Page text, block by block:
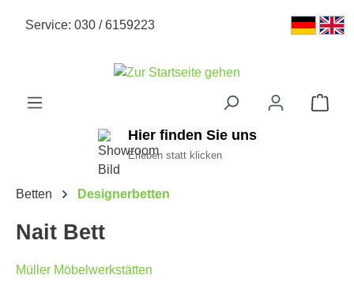
Zum Hauptinhalt springen
Service: 030 / 6159223
Erleben statt klicken
Betten Designerbetten
Nait Bett
Müller Möbelwerkstätten